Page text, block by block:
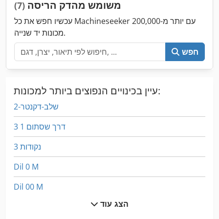
משומש מהדק הריסה (7)
עכשיו חפש את כל Machineseeker עם יותר מ-200,000
מכונות יד שנייה.
חפש
עיין בכינויים הנפוצים ביותר למכונות:
2-שלב-דקנטר
3 דרך שסתום 1
3 נקודות
Dil 0 M
Dil 00 M
הצג עוד